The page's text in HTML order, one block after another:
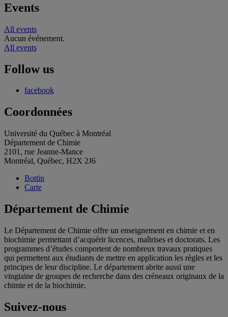
Events
All events
Aucun événement.
All events
Follow us
facebook
Coordonnées
Université du Québec à Montréal
Département de Chimie
2101, rue Jeanne-Mance
Montréal, Québec, H2X 2J6
Bottin
Carte
Département de Chimie
Le Département de Chimie offre un enseignement en chimie et en
biochimie permettant d’acquérir licences, maîtrises et doctorats. Les
programmes d’études comportent de nombreux travaux pratiques
qui permettent aux étudiants de mettre en application les règles et les
principes de leur discipline. Le département abrite aussi une
vingtaine de groupes de recherche dans des créneaux originaux de la
chimie et de la biochimie.
Suivez-nous